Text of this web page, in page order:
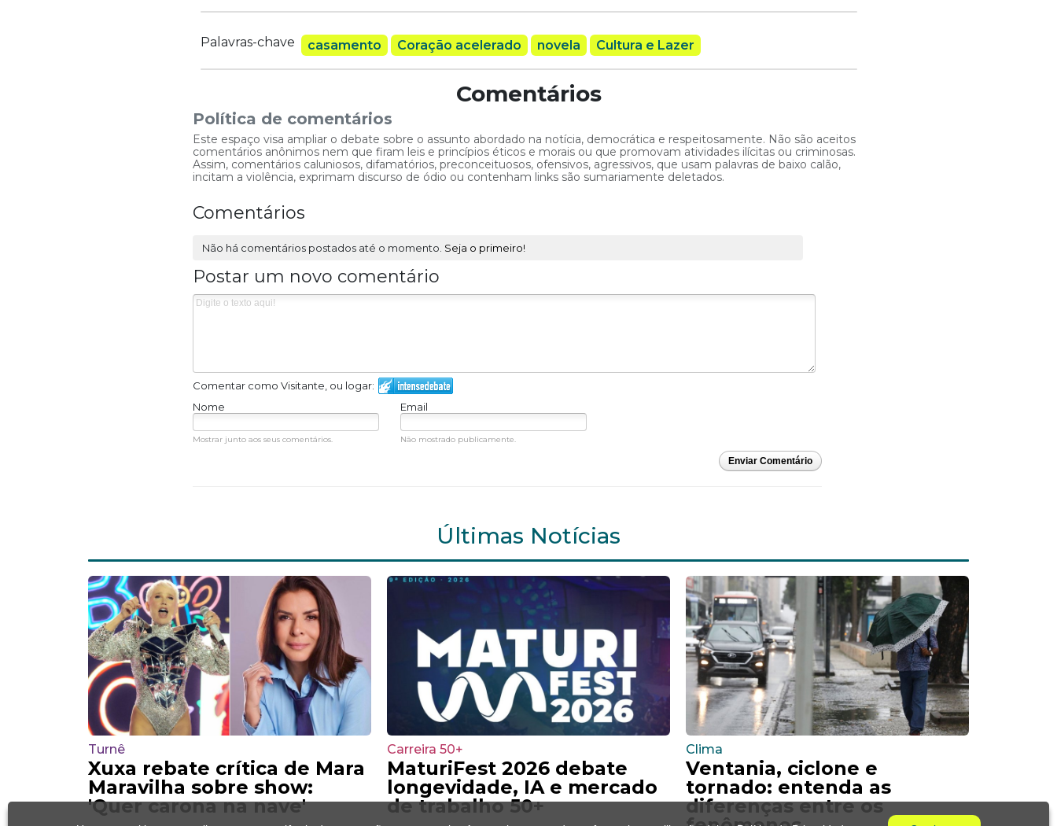
Palavras-chave casamento Coração acelerado novela Cultura e Lazer
Comentários
Política de comentários
Este espaço visa ampliar o debate sobre o assunto abordado na notícia, democrática e respeitosamente. Não são aceitos
comentários anônimos nem que firam leis e princípios éticos e morais ou que promovam atividades ilícitas ou criminosas.
Assim, comentários caluniosos, difamatórios, preconceituosos, ofensivos, agressivos, que usam palavras de baixo calão,
incitam a violência, exprimam discurso de ódio ou contenham links são sumariamente deletados.
Comentários
Não há comentários postados até o momento. Seja o primeiro!
Postar um novo comentário
Comentar como Visitante, ou logar:
Nome
Email
Mostrar junto aos seus comentários. Não mostrado publicamente.
Enviar Comentário
Últimas Notícias
Turnê
Xuxa rebate crítica de Mara
Maravilha sobre show:
'Quer carona na nave'
Carreira 50+
MaturiFest 2026 debate
longevidade, IA e mercado
de trabalho 50+
Clima
Ventania, ciclone e
tornado: entenda as
diferenças entre os